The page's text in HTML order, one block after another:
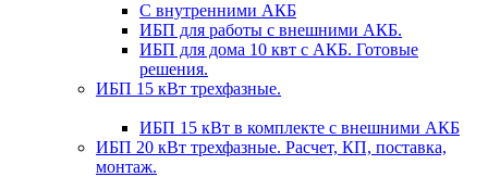
С внутренними АКБ
ИБП для работы с внешними АКБ.
ИБП для дома 10 квт с АКБ. Готовые
решения.
ИБП 15 кВт трехфазные.
ИБП 15 кВт в комплекте с внешними АКБ
ИБП 20 кВт трехфазные. Расчет, КП, поставка,
монтаж.